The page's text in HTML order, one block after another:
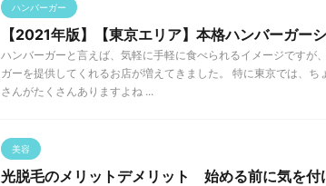
ハンバーガー
【2021年版】【東京エリア】本格ハンバーガー
ハンバーガーと言えば、気軽に手軽に食べられるイメージですが
ガーを提供してくれるお店が増えてきました。 特に東京では、ち
さんがたくさんありますよね ...
美容
光脱毛のメリットデメリット 始める前に気を付